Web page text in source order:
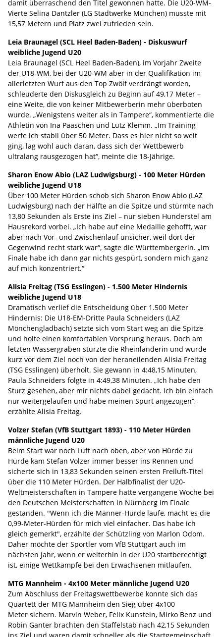
damit überraschend den Titel gewonnen hatte. Die U20-WM-
Vierte Selina Dantzler (LG Stadtwerke München) musste mit
15,57 Metern und Platz zwei zufrieden sein.
Leia Braunagel (SCL Heel Baden-Baden) - Diskuswurf
weibliche Jugend U20
Leia Braunagel (SCL Heel Baden-Baden), im Vorjahr Zweite
der U18-WM, bei der U20-WM aber in der Qualifikation im
allerletzten Wurf aus den Top Zwölf verdrängt worden,
schleuderte den Diskusgleich zu Beginn auf 49,17 Meter –
eine Weite, die von keiner Mitbewerberin mehr überboten
wurde. „Wenigstens weiter als in Tampere“, kommentierte die
Athletin von Ina Paaschen und Lutz Klemm. „Im Training
werfe ich stabil über 50 Meter. Dass es hier nicht so weit
ging, lag wohl auch daran, dass sich der Wettbewerb
ultralang rausgezogen hat“, meinte die 18-Jährige.
Sharon Enow Abio (LAZ Ludwigsburg) - 100 Meter Hürden
weibliche Jugend U18
Über 100 Meter Hürden schob sich Sharon Enow Abio (LAZ
Ludwigsburg) nach der Hälfte an die Spitze und stürmte nach
13,80 Sekunden als Erste ins Ziel – nur sieben Hunderstel am
Hausrekord vorbei. „Ich habe auf eine Medaille gehofft, war
aber nach Vor- und Zwischenlauf unsicher, weil dort der
Gegenwind recht stark war“, sagte die Württembergerin. „Im
Finale habe ich dann gar nichts gespürt, sondern mich ganz
auf mich konzentriert.“
Alisia Freitag (TSG Esslingen) - 1.500 Meter Hindernis
weibliche Jugend U18
Dramatisch verlief die Entscheidung über 1.500 Meter
Hindernis: Die U18-EM-Dritte Paula Schneiders (LAZ
Mönchengladbach) setzte sich vom Start weg an die Spitze
und holte einen komfortablen Vorsprung heraus. Doch am
letzten Wassergraben stürzte die Rheinländerin und wurde
kurz vor dem Ziel noch von der heraneilenden Alisia Freitag
(TSG Esslingen) überholt. Sie gewann in 4:48,15 Minuten,
Paula Schneiders folgte in 4:49,38 Minuten. „Ich habe den
Sturz gesehen, aber mir nichts dabei gedacht. Ich bin einfach
nur weitergelaufen und habe meinen Spurt angezogen“,
erzählte Alisia Freitag.
Volzer Stefan (VfB Stuttgart 1893) - 110 Meter Hürden
männliche Jugend U20
Beim Start war noch Luft nach oben, aber von Hürde zu
Hürde kam Stefan Volzer immer besser ins Rennen und
sicherte sich in 13,83 Sekunden seinen ersten Freiluft-Titel
über die 110 Meter Hürden. Der Halbfinalist der U20-
Weltmeisterschaften in Tampere hatte vergangene Woche bei
den Deutschen Meisterschaften in Nürnberg im Finale
gestanden. "Wenn ich die Männer-Hürde laufe, macht es die
0,99-Meter-Hürden für mich viel einfacher. Das habe ich
gleich gemerkt", erzählte der Schützling von Marlon Odom.
Daher möchte der Sportler vom VfB Stuttgart auch im
nächsten Jahr, wenn er weiterhin in der U20 startberechtigt
ist, einige Wettkämpfe bei den Erwachsenen mitlaufen.
MTG Mannheim - 4x100 Meter männliche Jugend U20
Zum Abschluss der Freitagswettbewerbe konnte sich das
Quartett der MTG Mannheim den Sieg über 4x100
Meter sichern. Marvin Weber, Felix Kunstein, Mirko Benz und
Robin Ganter brachten den Staffelstab nach 42,15 Sekunden